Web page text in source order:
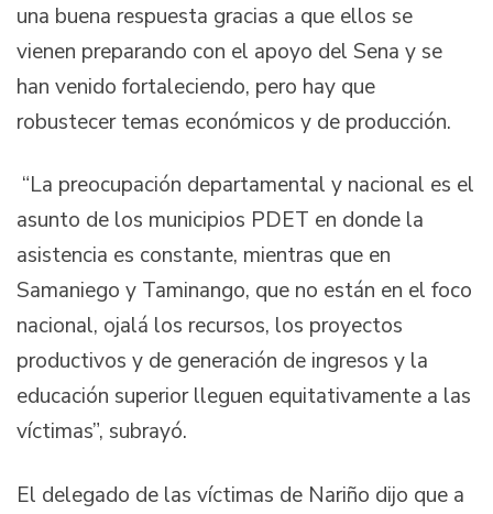
una buena respuesta gracias a que ellos se
vienen preparando con el apoyo del Sena y se
han venido fortaleciendo, pero hay que
robustecer temas económicos y de producción.
“La preocupación departamental y nacional es el
asunto de los municipios PDET en donde la
asistencia es constante, mientras que en
Samaniego y Taminango, que no están en el foco
nacional, ojalá los recursos, los proyectos
productivos y de generación de ingresos y la
educación superior lleguen equitativamente a las
víctimas”, subrayó.
El delegado de las víctimas de Nariño dijo que a